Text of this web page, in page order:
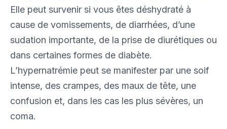
Elle peut survenir si vous êtes déshydraté à
cause de vomissements, de diarrhées, d’une
sudation importante, de la prise de diurétiques ou
dans certaines formes de diabète.
L’hypernatrémie peut se manifester par une soif
intense, des crampes, des maux de tête, une
confusion et, dans les cas les plus sévères, un
coma.